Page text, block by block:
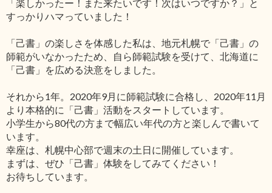
「楽しかったー！また来たいです！次はいつですか？」と
すっかりハマっていました！
「己書」の楽しさを体感した私は、地元札幌で「己書」の
師範がいなかったため、自ら師範試験を受けて、北海道に
「己書」を広める決意をしました。
それから1年。2020年9月に師範試験に合格し、2020年11月
より本格的に「己書」活動をスタートしています。
小学生から80代の方まで幅広い年代の方と楽しんで書いて
います。
幸座は、札幌中心部で週末の土日に開催しています。
まずは、ぜひ「己書」体験をしてみてください！
お待ちしています。